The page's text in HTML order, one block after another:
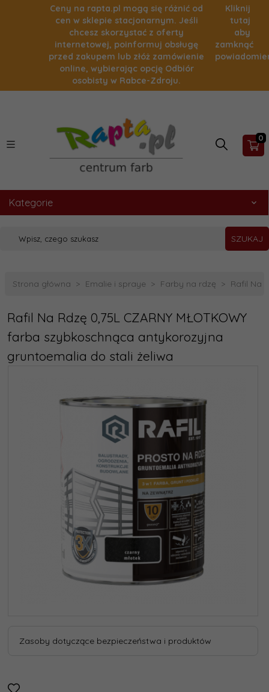
Ceny na rapta.pl mogą się różnić od
cen w sklepie stacjonarnym. Jeśli
chcesz skorzystać z oferty
internetowej, poinformuj obsługę
przed zakupem lub złóż zamówienie
online, wybierając opcję Odbiór
osobisty w Rabce-Zdroju.
Kliknij
tutaj
aby
zamknąć
0
Kategorie
SZUKAJ
Strona główna Emalie i spraye Farby na rdzę Rafil Na
Rafil Na Rdzę 0,75L CZARNY MŁOTKOWY
farba szybkoschnąca antykorozyjna
gruntoemalia do stali żeliwa
Zasoby dotyczące bezpieczeństwa i produktów